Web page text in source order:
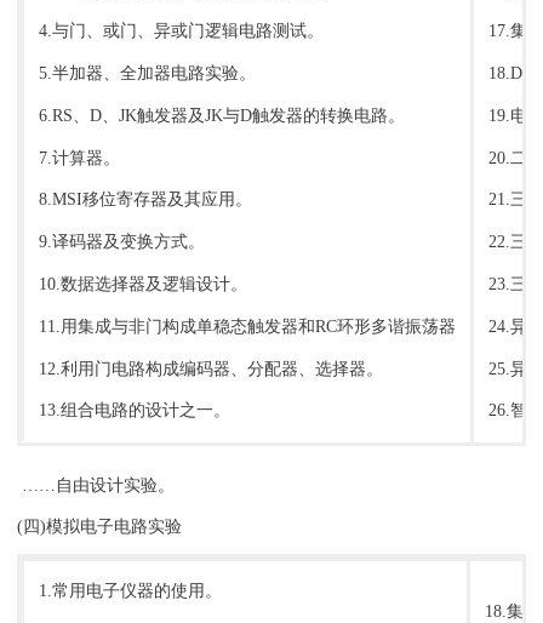
4.与门、或门、异或门逻辑电路测试。
5.半加器、全加器电路实验。
6.RS、D、JK触发器及JK与D触发器的转换电路。
7.计算器。
8.MSI移位寄存器及其应用。
9.译码器及变换方式。
10.数据选择器及逻辑设计。
11.用集成与非门构成单稳态触发器和RC环形多谐振荡器
12.利用门电路构成编码器、分配器、选择器。
13.组合电路的设计之一。
17.集
18.D/
19.电
20.二
21.三
22.三
23.三
24.异
25.异
26.智
……自由设计实验。
(四)模拟电子电路实验
1.常用电子仪器的使用。
18.集